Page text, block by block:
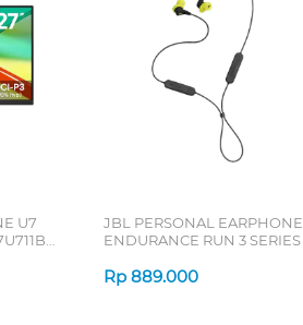
U7
JBL PERSONAL EARPHONE
ENDURANCE RUN 3 SERIES
Rp 889.000